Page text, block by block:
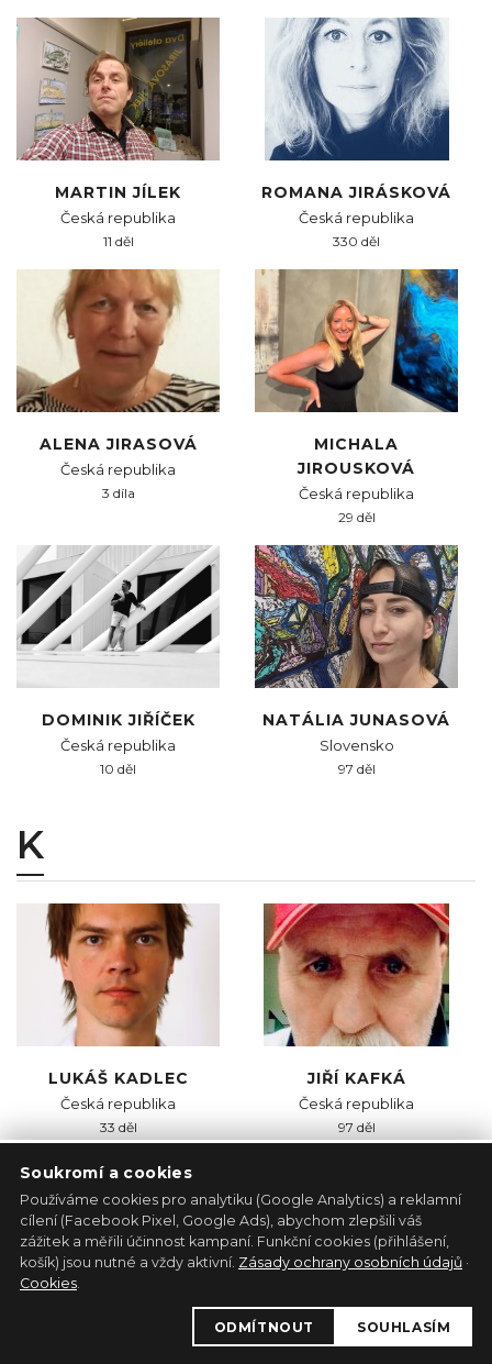
MARTIN JÍLEK
Česká republika
11 děl
ROMANA JIRÁSKOVÁ
Česká republika
330 děl
ALENA JIRASOVÁ
Česká republika
3 díla
MICHALA
JIROUSKOVÁ
Česká republika
29 děl
DOMINIK JIŘÍČEK
Česká republika
10 děl
NATÁLIA JUNASOVÁ
Slovensko
97 děl
K
LUKÁŠ KADLEC
Česká republika
33 děl
JIŘÍ KAFKÁ
Česká republika
97 děl
KARA MELOVÁ
Soukromí a cookies
Používáme cookies pro analytiku (Google Analytics) a reklamní
cílení (Facebook Pixel, Google Ads), abychom zlepšili váš
zážitek a měřili účinnost kampaní. Funkční cookies (přihlášení,
košík) jsou nutné a vždy aktivní. Zásady ochrany osobních údajů ·
Cookies.
ODMÍTNOUT SOUHLASÍM